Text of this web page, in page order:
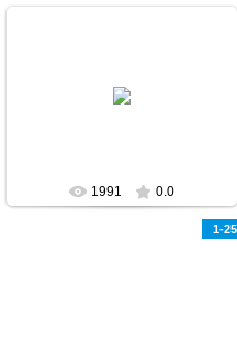
1991 0.0
1-25